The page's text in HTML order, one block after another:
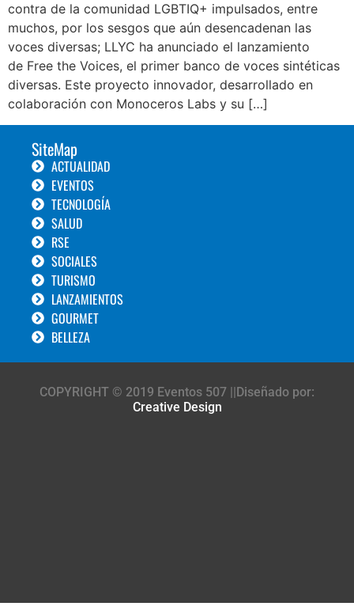
contra de la comunidad LGBTIQ+ impulsados, entre
muchos, por los sesgos que aún desencadenan las
voces diversas; LLYC ha anunciado el lanzamiento
de Free the Voices, el primer banco de voces sintéticas
diversas. Este proyecto innovador, desarrollado en
colaboración con Monoceros Labs y su […]
SiteMap
ACTUALIDAD
EVENTOS
TECNOLOGÍA
SALUD
RSE
SOCIALES
TURISMO
LANZAMIENTOS
GOURMET
BELLEZA
COPYRIGHT © 2019 Eventos 507 ||Diseñado por:
Creative Design